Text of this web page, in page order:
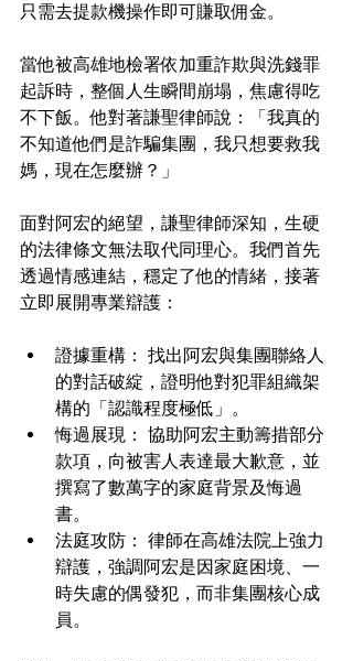
只需去提款機操作即可賺取佣金。
當他被高雄地檢署依加重詐欺與洗錢罪
起訴時，整個人生瞬間崩塌，焦慮得吃
不下飯。他對著謙聖律師說：「我真的
不知道他們是詐騙集團，我只想要救我
媽，現在怎麼辦？」
面對阿宏的絕望，謙聖律師深知，生硬
的法律條文無法取代同理心。我們首先
透過情感連結，穩定了他的情緒，接著
立即展開專業辯護：
證據重構： 找出阿宏與集團聯絡人
的對話破綻，證明他對犯罪組織架
構的「認識程度極低」。
悔過展現： 協助阿宏主動籌措部分
款項，向被害人表達最大歉意，並
撰寫了數萬字的家庭背景及悔過
書。
法庭攻防： 律師在高雄法院上強力
辯護，強調阿宏是因家庭困境、一
時失慮的偶發犯，而非集團核心成
員。